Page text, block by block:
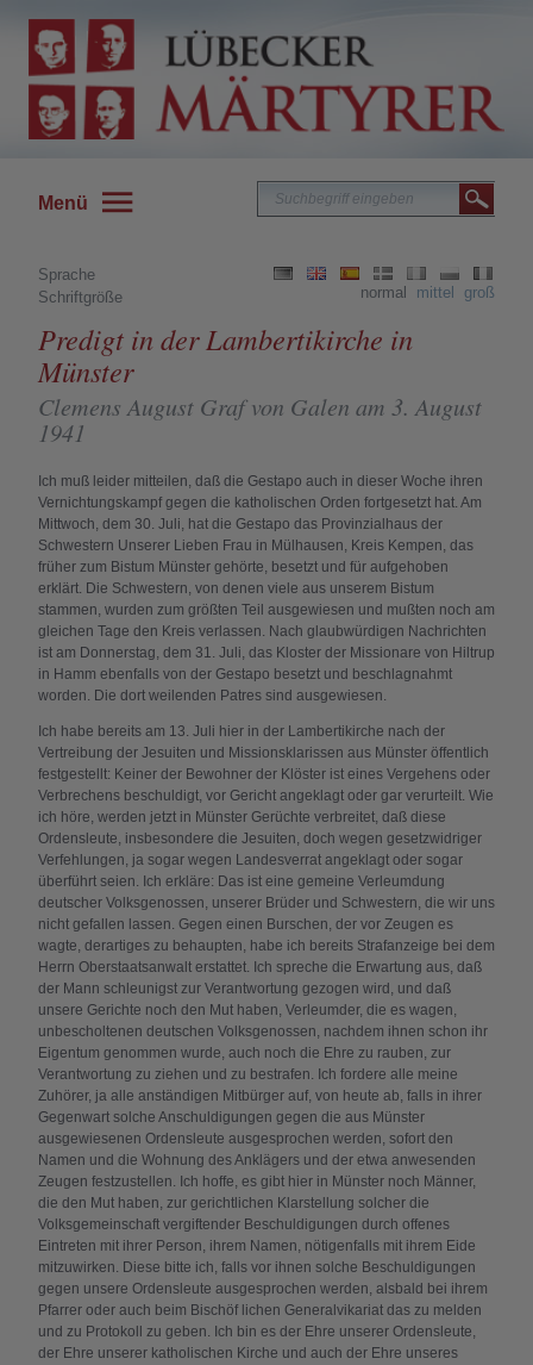
Menü
Sprache
Schriftgröße
normal mittel groß
Predigt in der Lambertikirche in
Münster
Clemens August Graf von Galen am 3. August
1941
Ich muß leider mitteilen, daß die Gestapo auch in dieser Woche ihren
Vernichtungskampf gegen die katholischen Orden fortgesetzt hat. Am
Mittwoch, dem 30. Juli, hat die Gestapo das Provinzialhaus der
Schwestern Unserer Lieben Frau in Mülhausen, Kreis Kempen, das
früher zum Bistum Münster gehörte, besetzt und für aufgehoben
erklärt. Die Schwestern, von denen viele aus unserem Bistum
stammen, wurden zum größten Teil ausgewiesen und mußten noch am
gleichen Tage den Kreis verlassen. Nach glaubwürdigen Nachrichten
ist am Donnerstag, dem 31. Juli, das Kloster der Missionare von Hiltrup
in Hamm ebenfalls von der Gestapo besetzt und beschlagnahmt
worden. Die dort weilenden Patres sind ausgewiesen.
Ich habe bereits am 13. Juli hier in der Lambertikirche nach der
Vertreibung der Jesuiten und Missionsklarissen aus Münster öffentlich
festgestellt: Keiner der Bewohner der Klöster ist eines Vergehens oder
Verbrechens beschuldigt, vor Gericht angeklagt oder gar verurteilt. Wie
ich höre, werden jetzt in Münster Gerüchte verbreitet, daß diese
Ordensleute, insbesondere die Jesuiten, doch wegen gesetzwidriger
Verfehlungen, ja sogar wegen Landesverrat angeklagt oder sogar
überführt seien. Ich erkläre: Das ist eine gemeine Verleumdung
deutscher Volksgenossen, unserer Brüder und Schwestern, die wir uns
nicht gefallen lassen. Gegen einen Burschen, der vor Zeugen es
wagte, derartiges zu behaupten, habe ich bereits Strafanzeige bei dem
Herrn Oberstaatsanwalt erstattet. Ich spreche die Erwartung aus, daß
der Mann schleunigst zur Verantwortung gezogen wird, und daß
unsere Gerichte noch den Mut haben, Verleumder, die es wagen,
unbescholtenen deutschen Volksgenossen, nachdem ihnen schon ihr
Eigentum genommen wurde, auch noch die Ehre zu rauben, zur
Verantwortung zu ziehen und zu bestrafen. Ich fordere alle meine
Zuhörer, ja alle anständigen Mitbürger auf, von heute ab, falls in ihrer
Gegenwart solche Anschuldigungen gegen die aus Münster
ausgewiesenen Ordensleute ausgesprochen werden, sofort den
Namen und die Wohnung des Anklägers und der etwa anwesenden
Zeugen festzustellen. Ich hoffe, es gibt hier in Münster noch Männer,
die den Mut haben, zur gerichtlichen Klarstellung solcher die
Volksgemeinschaft vergiftender Beschuldigungen durch offenes
Eintreten mit ihrer Person, ihrem Namen, nötigenfalls mit ihrem Eide
mitzuwirken. Diese bitte ich, falls vor ihnen solche Beschuldigungen
gegen unsere Ordensleute ausgesprochen werden, alsbald bei ihrem
Pfarrer oder auch beim Bischöf lichen Generalvikariat das zu melden
und zu Protokoll zu geben. Ich bin es der Ehre unserer Ordensleute,
der Ehre unserer katholischen Kirche und auch der Ehre unseres